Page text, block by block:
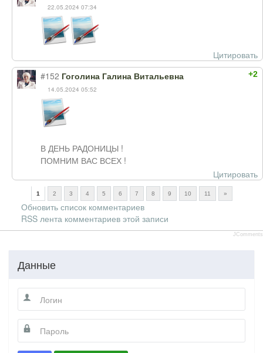
22.05.2024 07:34
Цитировать
+2
#152 Гоголина Галина Витальевна
14.05.2024 05:52
В ДЕНЬ РАДОНИЦЫ !
ПОМНИМ ВАС ВСЕХ !
Цитировать
1 2 3 4 5 6 7 8 9 10 11 »
Обновить список комментариев
RSS лента комментариев этой записи
JComments
Данные